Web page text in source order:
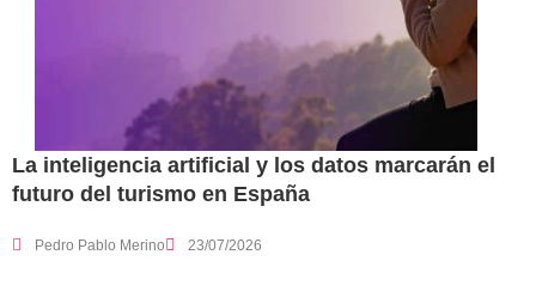
La inteligencia artificial y los datos marcarán el
futuro del turismo en España
Pedro Pablo Merino 23/07/2026